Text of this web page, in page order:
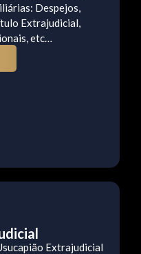
Despejos,
Extrajudicial,
etc…
Extrajudicial